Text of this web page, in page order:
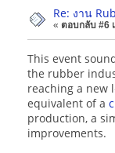
Re: งาน
« ตอบกลับ #6
This event
the rubber
reaching a new
equivalent of a
production, a
improvements.